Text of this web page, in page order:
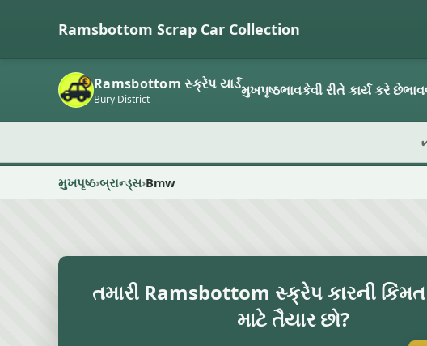
Ramsbottom Scrap Car Collection
Ramsbottom સ્ક્રેપ યાર્ડ
Bury District મુખપૃષ્ઠભાવકેવી રીતે કાર્ય કરે છેભાવ
મુખપૃષ્ઠ બ્રાન્ડ્સ Bmw
તમારી Ramsbottom સ્ક્રેપ કારની
માટે તૈયાર છો?